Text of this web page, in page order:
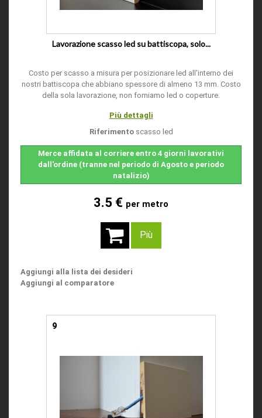
Lavorazione scasso led su battiscopa, solo...
Costo per scasso a misura per posizionare led all'interno dei
nostri battiscopa che abbiano spessore di almeno 13 mm. Costo
della sola lavorazione, non forniamo led o coperture.
Più dettagli
Riferimento scasso led
Merce affidata al corriere entro 4 giorni lavorativi
dall'ordine (tranne nel periodo di Agosto e periodo
natalizio)
3.5 € per metro
Più
Aggiungi alla lista dei desideri
Aggiungi al comparatore
9